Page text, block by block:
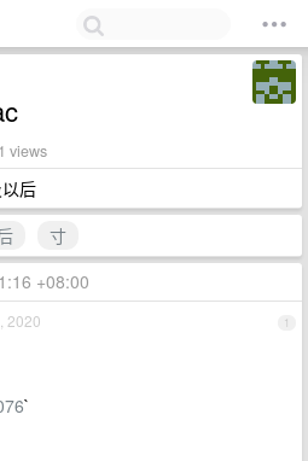
views
后
寸
+08:00
1
2020
`